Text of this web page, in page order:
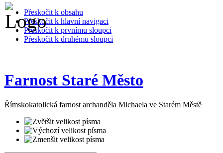
Přeskočit k obsahu
Přeskočit k hlavní navigaci
Přeskočit k prvnímu sloupci
Přeskočit k druhému sloupci
Farnost Staré Město
Římskokatolická farnost archanděla Michaela ve Starém Městě